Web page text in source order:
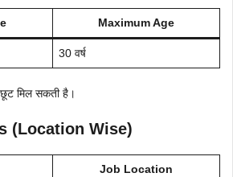
Maximum Age
30 वर्ष
छूट मिल सकती है।
(Location Wise)
Job Location